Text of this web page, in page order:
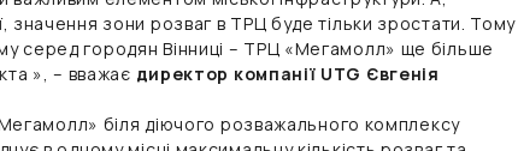
значення зони розваг в ТРЦ буде тільки зростати. Тому
серед городян Вінниці – ТРЦ «Мегамолл» ще більше
», – вважає директор компанії UTG Євгенія
біля діючого розважального комплексу